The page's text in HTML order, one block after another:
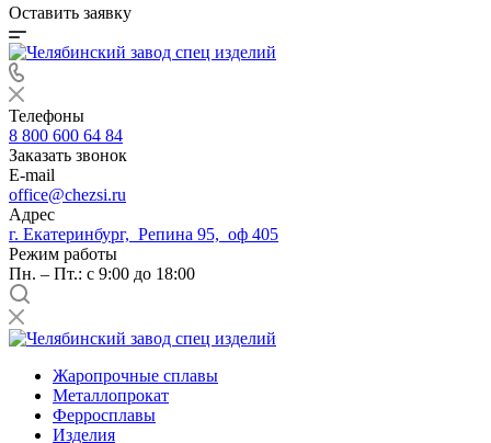
Оставить заявку
Телефоны
8 800 600 64 84
Заказать звонок
E-mail
office@chezsi.ru
Адрес
г. Екатеринбург, Репина 95, оф 405
Режим работы
Пн. – Пт.: с 9:00 до 18:00
Жаропрочные сплавы
Металлопрокат
Ферросплавы
Изделия